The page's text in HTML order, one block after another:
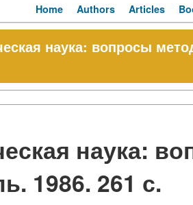
Home Authors Articles
наука: вопросы
наука:
1986. 261 с.